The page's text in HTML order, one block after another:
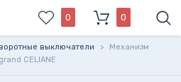
0 0
выключатели >
Механизм
CELIANE